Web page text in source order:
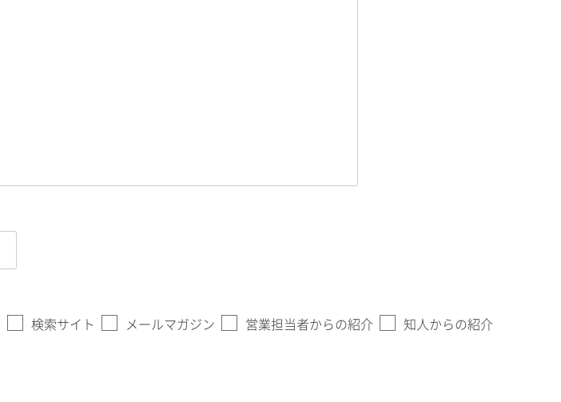
検索サイト メールマガジン 営業担当者からの紹介 知人からの紹介